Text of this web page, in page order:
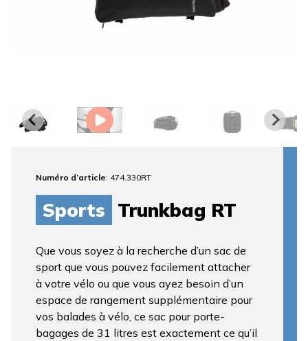
Numéro d’article: 474.330RT
Sports Trunkbag RT
Que vous soyez à la recherche d’un sac de
sport que vous pouvez facilement attacher
à votre vélo ou que vous ayez besoin d’un
espace de rangement supplémentaire pour
vos balades à vélo, ce sac pour porte-
bagages de 31 litres est exactement ce qu’il